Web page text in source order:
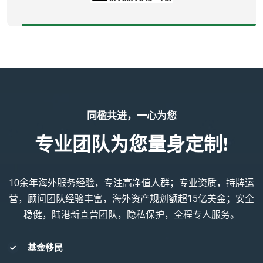
同楹共进，一心为您
专业团队为您量身定制!
10余年海外服务经验，专注高净值人群；专业资质，持牌运
营，顾问团队经验丰富，海外资产规划额超15亿美金；安全
稳健，陆港新直营团队，隐私保护，全程专人服务。
基金移民